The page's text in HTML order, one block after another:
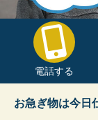
電話する
お急ぎ物は今日